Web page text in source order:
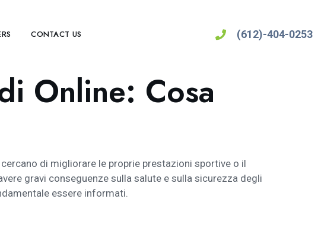
CONTACT US (612)-404-0253
Online: Cosa
di migliorare le proprie prestazioni sportive o il
gravi conseguenze sulla salute e sulla sicurezza degli
essere informati.